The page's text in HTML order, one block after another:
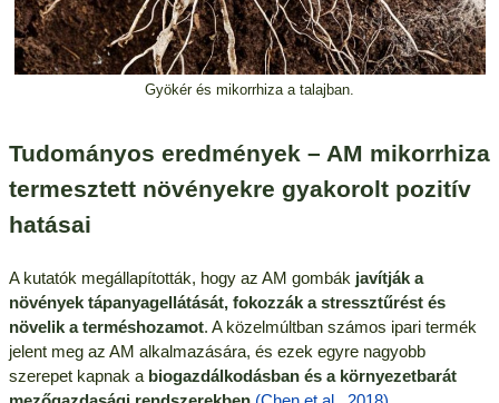
Gyökér és mikorrhiza a talajban.
Tudományos eredmények – AM mikorrhiza
termesztett növényekre gyakorolt pozitív
hatásai
A kutatók megállapították, hogy az AM gombák javítják a
növények tápanyagellátását, fokozzák a stressztűrést és
növelik a terméshozamot. A közelmúltban számos ipari termék
jelent meg az AM alkalmazására, és ezek egyre nagyobb
szerepet kapnak a biogazdálkodásban és a környezetbarát